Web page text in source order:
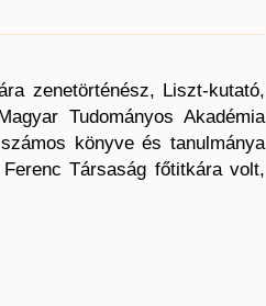
zenetörténész, Liszt-kutató,
Tudományos Akadémia
könyve és tanulmánya
Társaság főtitkára volt,